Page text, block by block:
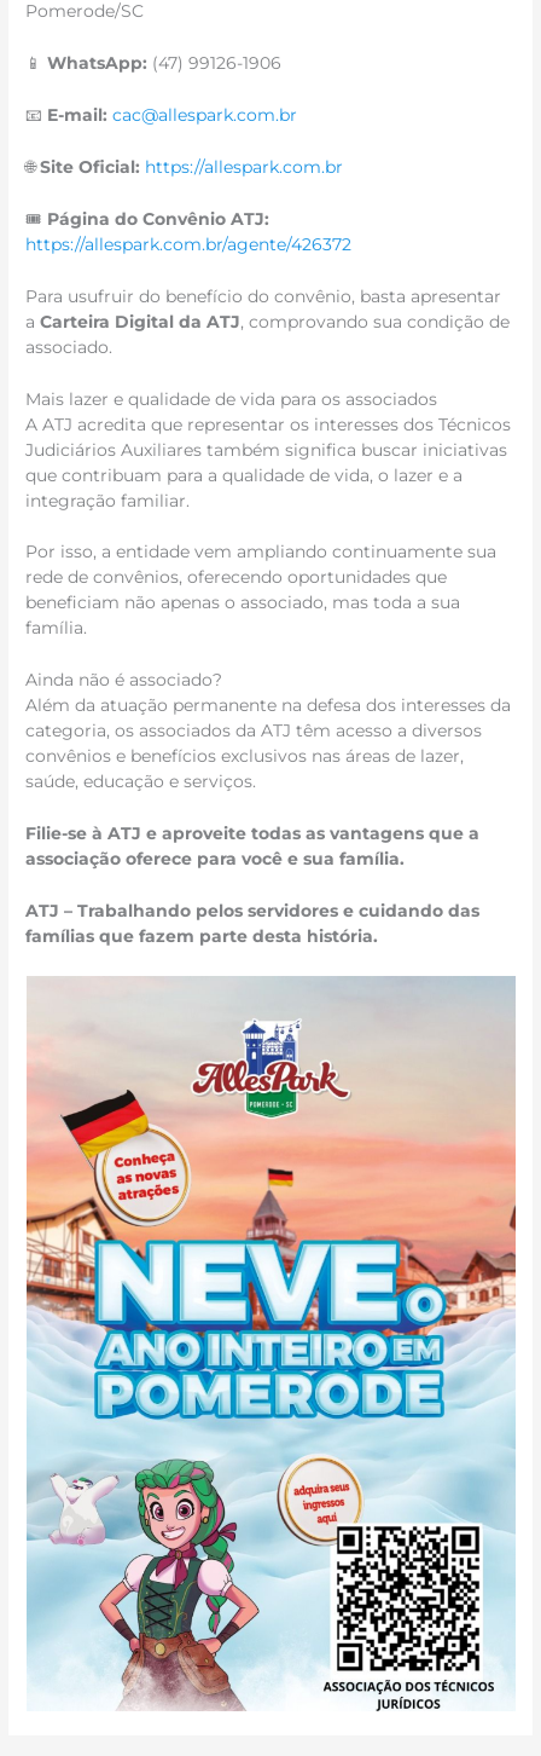
Pomerode/SC
📱WhatsApp: (47) 99126-1906
📧 E-mail: cac@allespark.com.br
🌐Site Oficial: https://allespark.com.br
🎟️ Página do Convênio ATJ:
https://allespark.com.br/agente/426372
Para usufruir do benefício do convênio, basta apresentar
aCarteira Digital da ATJ, comprovando sua condição de
associado.
Mais lazer e qualidade de vida para os associados
A ATJ acredita que representar os interesses dos Técnicos
Judiciários Auxiliares também significa buscar iniciativas
que contribuam para a qualidade de vida, o lazer e a
integração familiar.
Por isso, a entidade vem ampliando continuamente sua
rede de convênios, oferecendo oportunidades que
beneficiam não apenas o associado, mas toda a sua
família.
Ainda não é associado?
Além da atuação permanente na defesa dos interesses da
categoria, os associados da ATJ têm acesso a diversos
convênios e benefícios exclusivos nas áreas de lazer,
saúde, educação e serviços.
Filie-se à ATJ e aproveite todas as vantagens que a
associação oferece para você e sua família.
ATJ – Trabalhando pelos servidores e cuidando das
famílias que fazem parte desta história.